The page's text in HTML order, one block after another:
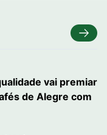
vai premiar
de Alegre com